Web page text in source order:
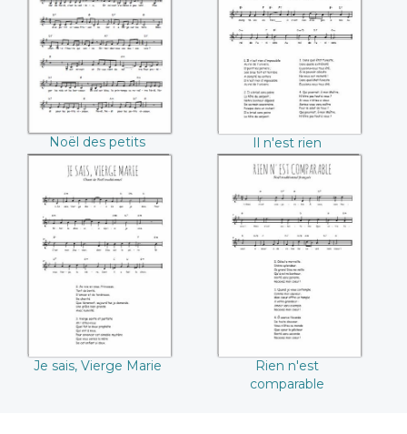
oiseaux (Camille
Soubise / Charles
Pourny)
Noël des petits
oiseaux (Camille
Soubise / Charles
Pourny)
d'impossible
Il n'est rien
d'impossible
Je sais, Vierge Marie
Je sais, Vierge Marie
Rien n'est
comparable
Rien n'est
comparable